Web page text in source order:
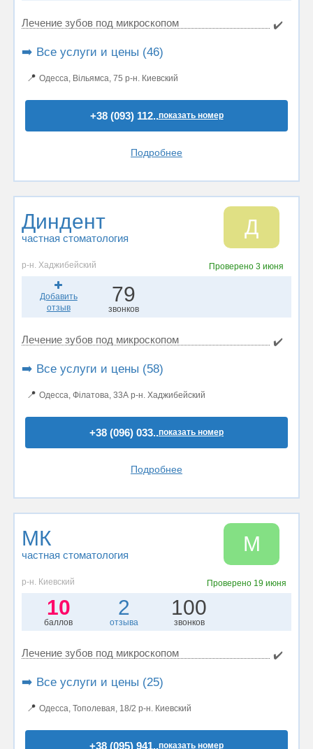
Лечение зубов под микроскопом ✔️
➡️ Все услуги и цены (46)
📍 Одесса, Вільямса, 75 р-н. Киевский
+38 (093) 112..показать номер
Подробнее
Диндент
частная стоматология Д
р-н. Хаджибейский Проверено3 июня
Добавить
отзыв
79
звонков
Лечение зубов под микроскопом ✔️
➡️ Все услуги и цены (58)
📍 Одесса, Філатова, 33А р-н. Хаджибейский
+38 (096) 033..показать номер
Подробнее
МК
частная стоматология М
р-н. Киевский Проверено 19 июня
10
баллов
2
отзыва
100
звонков
Лечение зубов под микроскопом ✔️
➡️ Все услуги и цены (25)
📍 Одесса, Тополевая, 18/2 р-н. Киевский
+38 (095) 941..показать номер